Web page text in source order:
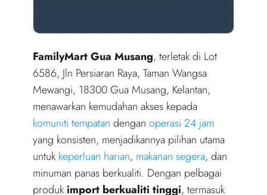
FamilyMart Gua Musang, terletak di Lot
6586, Jln Persiaran Raya, Taman Wangsa
Mewangi, 18300 Gua Musang, Kelantan,
menawarkan kemudahan akses kepada
komuniti tempatan dengan operasi 24 jam
yang konsisten, menjadikannya pilihan utama
untuk keperluan harian, makanan segera, dan
minuman panas berkualiti. Dengan pelbagai
produk import berkualiti tinggi, termasuk